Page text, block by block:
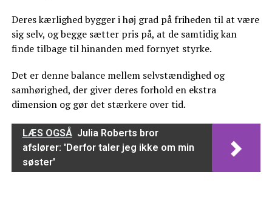
Deres kærlighed bygger i høj grad på friheden til at være
sig selv, og begge sætter pris på, at de samtidig kan
finde tilbage til hinanden med fornyet styrke.
Det er denne balance mellem selvstændighed og
samhørighed, der giver deres forhold en ekstra
dimension og gør det stærkere over tid.
LÆS OGSÅ Julia Roberts bror
afslører: 'Derfor taler jeg ikke om min
søster'